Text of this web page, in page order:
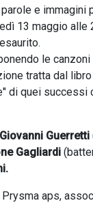
e immagini
13 maggio
le
tratta dal
di quei successi
Giovanni Guerretti
Gagliardi
aps,